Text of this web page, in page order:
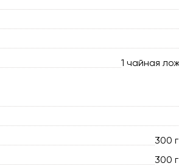
1 чайная
300
300